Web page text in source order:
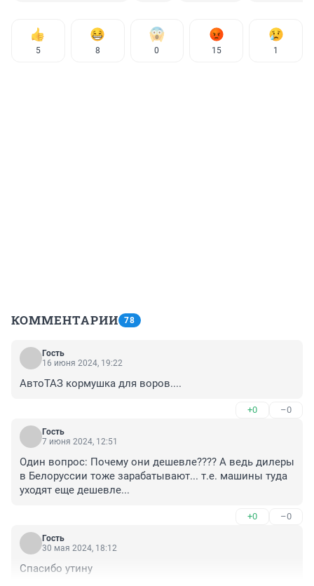
5 8 0 15 1
КОММЕНТАРИИ 78
Гость
16 июня 2024, 19:22
АвтоТАЗ кормушка для воров....
+0 –0
Гость
7 июня 2024, 12:51
Один вопрос: Почему они дешевле???? А ведь дилеры
в Белоруссии тоже зарабатывают... т.е. машины туда
уходят еще дешевле...
+0 –0
Гость
30 мая 2024, 18:12
Спасибо утину